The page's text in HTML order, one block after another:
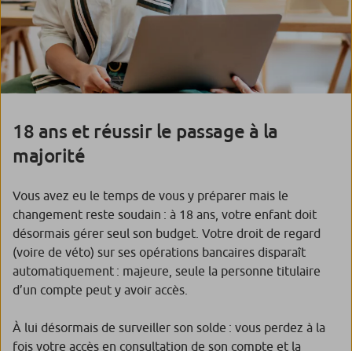
18 ans et réussir le passage à la
majorité
Vous avez eu le temps de vous y préparer mais le
changement reste soudain : à 18 ans, votre enfant doit
désormais gérer seul son budget. Votre droit de regard
(voire de véto) sur ses opérations bancaires disparaît
automatiquement : majeure, seule la personne titulaire
d’un compte peut y avoir accès.
À lui désormais de surveiller son solde : vous perdez à la
fois votre accès en consultation de son compte et la